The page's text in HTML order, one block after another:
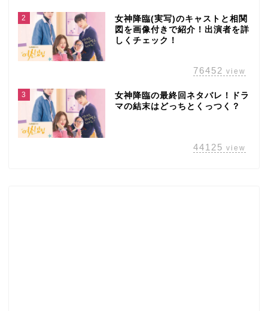
2
女神降臨(実写)のキャストと相関
図を画像付きで紹介！出演者を詳
しくチェック！
76452 view
3
女神降臨の最終回ネタバレ！ドラ
マの結末はどっちとくっつく？
44125 view